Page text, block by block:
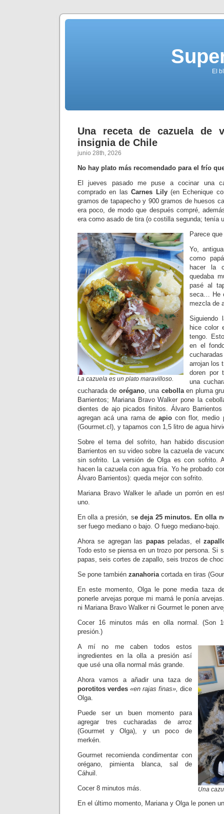
El
Una receta de cazuela de
insignia de Chile
junio 28th, 2026
No hay plato más recomendado para el frío
El jueves pasado me puse a cocinar una
comprado en lasCarnes Lily(en Echenique
gramos de tapapecho y 900 gramos de huesos
era poco, de modo que después compré,
era como asado de tira (o costilla segunda; tenía
La cazuela es un plato maravilloso.
Parece
Yo,
como
hacer la
quedaba
pasé al
seca… He
mezcla de
Siguiendo
hice color
tengo.
en el
arrojan los
doren por
una
cucharada de orégano, una cebollaen pluma
Barrientos; Mariana Bravo Walker pone la
dientes de ajo picados finitos. Álvaro
agregan acá una rama de apiocon flor, medio
(Gourmet.cl), y tapamos con 1,5 litro de agua
Sobre el tema del sofrito, han habido
Barrientos en su video sobre la cazuela de
sin sofrito. La versión de Olga es con sofrito.
hacen la cazuela con agua fría. Yo he probado
Álvaro Barrientos): queda mejor con sofrito.
Mariana Bravo Walker le añade un porrón en
uno.
En olla a presión, se deja 25 minutos. En olla
ser fuego mediano o bajo. O fuego mediano-bajo.
Ahora se agregan las papaspeladas, el
Todo esto se piensa en un trozo por persona. Si
papas, seis cortes de zapallo, seis trozos de
Se pone también zanahoria cortada en tiras
En este momento, Olga le pone media taza
ponerle arvejas porque mi mamá le ponía
ni Mariana Bravo Walker ni Gourmet le ponen
Cocer 16 minutos más en olla normal. (Son
presión.)
Una
A mí no me caben todos estos
ingredientes en la olla a presión así
que usé una olla normal más grande.
Ahora vamos a añadir una taza de
porotitos verdes «en rajas finas», dice
Olga.
Puede ser un buen momento para
agregar tres cucharadas de arroz
(Gourmet y Olga), y un poco de
merkén.
Gourmet recomienda condimentar con
orégano, pimienta blanca, sal de
Cáhuil.
Cocer 8 minutos más.
En el último momento, Mariana y Olga le ponen